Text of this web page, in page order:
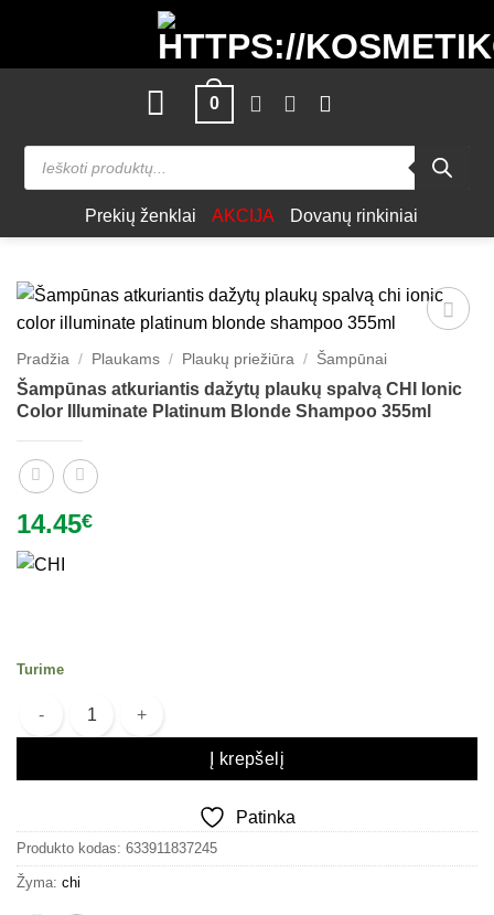
content
0
Products
search
Prekių ženklai AKCIJA Dovanų rinkiniai
Pradžia / Plaukams / Plaukų priežiūra / Šampūnai
Šampūnas atkuriantis dažytų plaukų spalvą CHI Ionic
Color Illuminate Platinum Blonde Shampoo 355ml
14.45€
Turime
produkto kiekis: Šampūnas atkuriantis dažytų plaukų spalvą CHI
Į krepšelį
Patinka
Produkto kodas: 633911837245
Žyma: chi